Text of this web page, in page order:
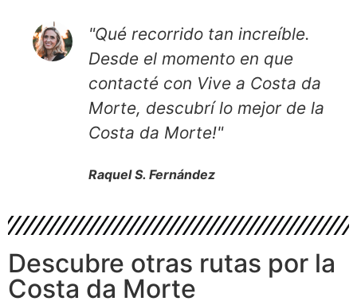
"Qué recorrido tan increíble.
Desde el momento en que
contacté con Vive a Costa da
Morte, descubrí lo mejor de la
Costa da Morte!"
Raquel S. Fernández
Descubre otras rutas por la
Costa da Morte